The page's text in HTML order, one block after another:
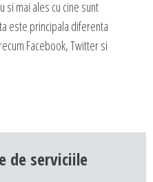
si mai ales cu cine sunt
este principala diferenta
Facebook, Twitter si
de serviciile